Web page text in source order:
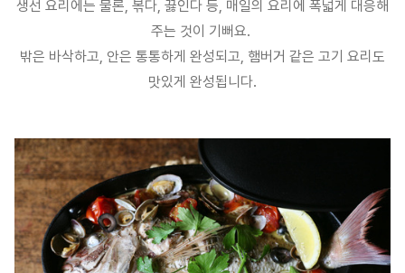
생선 요리에는 물론, 볶다, 끓인다 등, 매일의 요리에 폭넓게 대응해
주는 것이 기뻐요.
밖은 바삭하고, 안은 통통하게 완성되고, 햄버거 같은 고기 요리도
맛있게 완성됩니다.